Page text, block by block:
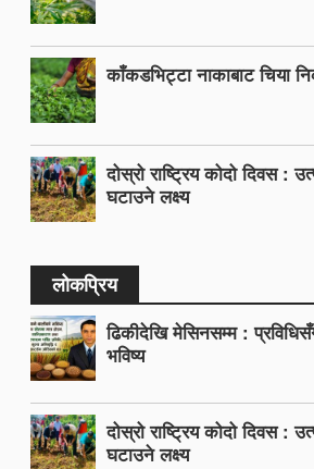
काँकडभिट्टा नाकाबाट चिया
दोस्रो राष्ट्रिय कोदो दिवस :
घटाउने लक्ष्य
लोकप्रिय
ढिकीदेखि मेसिनसम्म :
भविष्य
दोस्रो राष्ट्रिय कोदो दिवस :
घटाउने लक्ष्य